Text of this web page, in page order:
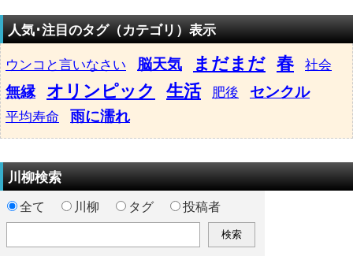
人気･注目のタグ（カテゴリ）表示
ウンコと言いなさい 脳天気 まだまだ 春 社会
無縁 オリンピック 生活 肥後 センクル
平均寿命 雨に濡れ
川柳検索
全て 川柳 タグ 投稿者